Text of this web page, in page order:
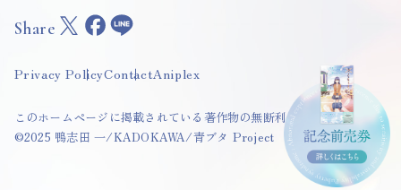
Share
Privacy PolicyContactAniplex
このホームページに掲載されている著作物の無断利用を禁じます。
©2025 鴨志田 一/KADOKAWA/青ブタ Project